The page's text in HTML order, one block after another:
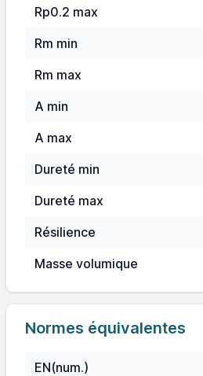
Rp0.2 max
Rm min
Rm max
A min
A max
Dureté min
Dureté max
Résilience
Masse volumique
Normes équivalentes
EN(num.)